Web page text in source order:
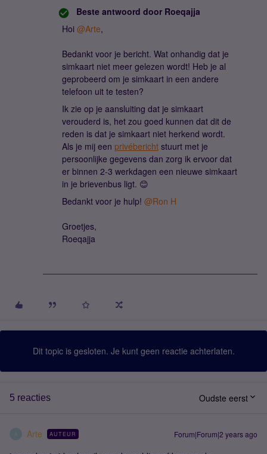
Beste antwoord door Roeqajja
Hoi @Arte,
Bedankt voor je bericht. Wat onhandig dat je
simkaart niet meer gelezen wordt! Heb je al
geprobeerd om je simkaart in een andere
telefoon uit te testen?
Ik zie op je aansluiting dat je simkaart
verouderd is, het zou goed kunnen dat dit de
reden is dat je simkaart niet herkend wordt.
Als je mij een privébericht stuurt met je
persoonlijke gegevens dan zorg ik ervoor dat
er binnen 2-3 werkdagen een nieuwe simkaart
in je brievenbus ligt. 😊
Bedankt voor je hulp! @Ron H
Groetjes,
Roeqajja
Dit topic is gesloten. Je kunt geen reactie achterlaten.
5 reacties Oudste eerst
A Arte AUTEUR Forum|Forum|2 years ago